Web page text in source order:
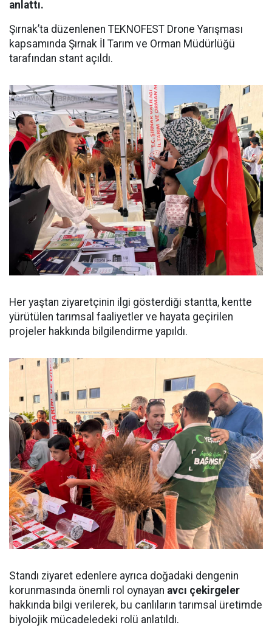
anlattı.
Şırnak’ta düzenlenen TEKNOFEST Drone Yarışması
kapsamında Şırnak İl Tarım ve Orman Müdürlüğü
tarafından stant açıldı.
Her yaştan ziyaretçinin ilgi gösterdiği stantta, kentte
yürütülen tarımsal faaliyetler ve hayata geçirilen
projeler hakkında bilgilendirme yapıldı.
Standı ziyaret edenlere ayrıca doğadaki dengenin
korunmasında önemli rol oynayan avcı çekirgeler
hakkında bilgi verilerek, bu canlıların tarımsal üretimde
biyolojik mücadeledeki rolü anlatıldı.